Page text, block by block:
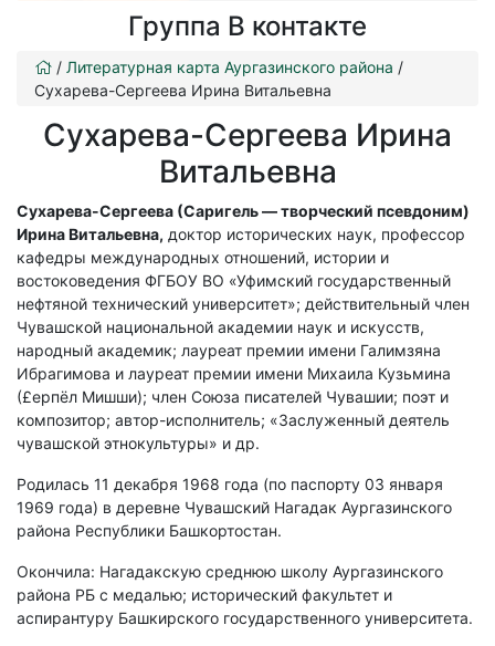
Группа В контакте
/ Литературная карта Аургазинского района /
Сухарева-Сергеева Ирина Витальевна
Сухарева-Сергеева Ирина
Витальевна
Сухарева-Сергеева (Саригель — творческий псевдоним)
Ирина Витальевна, доктор исторических наук, профессор
кафедры международных отношений, истории и
востоковедения ФГБОУ ВО «Уфимский государственный
нефтяной технический университет»; действительный член
Чувашской национальной академии наук и искусств,
народный академик; лауреат премии имени Галимзяна
Ибрагимова и лауреат премии имени Михаила Кузьмина
(£ерпёл Мишши); член Союза писателей Чувашии; поэт и
композитор; автор-исполнитель; «Заслуженный деятель
чувашской этнокультуры» и др.
Родилась 11 декабря 1968 года (по паспорту 03 января
1969 года) в деревне Чувашский Нагадак Аургазинского
района Республики Башкортостан.
Окончила: Нагадакскую среднюю школу Аургазинского
района РБ с медалью; исторический факультет и
аспирантуру Башкирского государственного университета.